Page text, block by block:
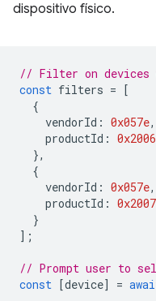
dispositivo físico.
// Filter on devices
const filters = [
{
vendorId : 0x057e,
productId : 0x2006
},
{
vendorId : 0x057e,
productId : 0x2007
}
];
// Prompt user to
const [device] =